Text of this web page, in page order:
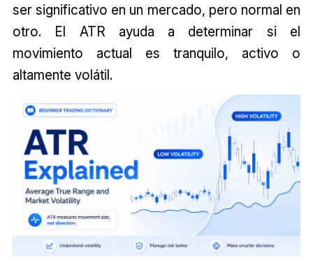
ser significativo en un mercado, pero normal en
otro. El ATR ayuda a determinar si el
movimiento actual es tranquilo, activo o
altamente volátil.